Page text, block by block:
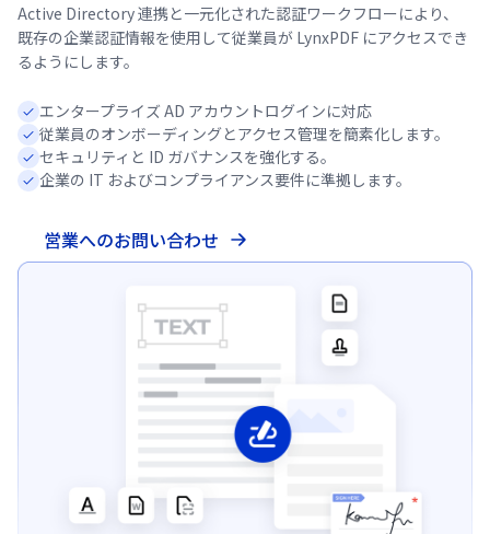
Active Directory 連携と一元化された認証ワークフローにより、
既存の企業認証情報を使用して従業員が LynxPDF にアクセスでき
るようにします。
エンタープライズ AD アカウントログインに対応
従業員のオンボーディングとアクセス管理を簡素化します。
セキュリティと ID ガバナンスを強化する。
企業の IT およびコンプライアンス要件に準拠します。
営業へのお問い合わせ